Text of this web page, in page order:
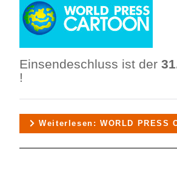
Einsendeschluss ist der
!
Weiterlesen: WORLD PRESS